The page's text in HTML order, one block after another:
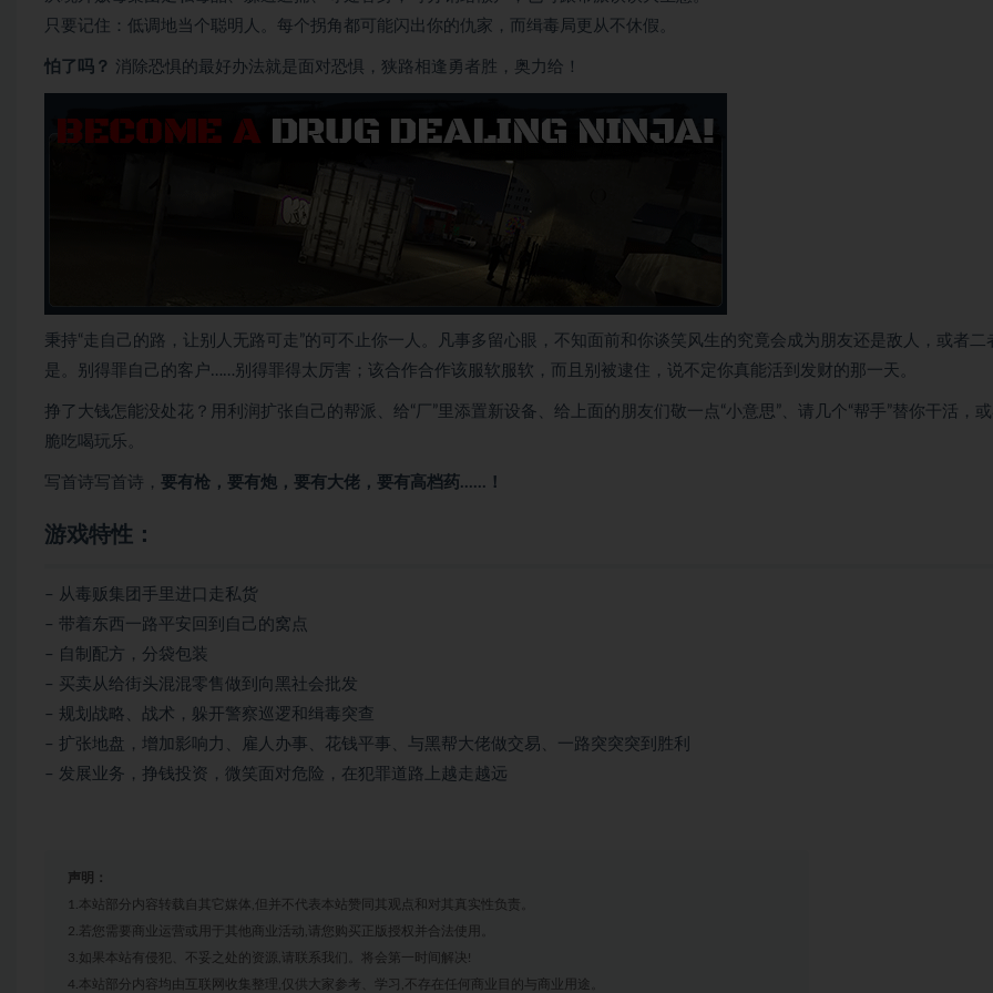
只要记住：低调地当个聪明人。每个拐角都可能闪出你的仇家，而缉毒局更从不休假。
怕了吗？ 消除恐惧的最好办法就是面对恐惧，狭路相逢勇者胜，奥力给！
秉持“走自己的路，让别人无路可走”的可不止你一人。凡事多留心眼，不知面前和你谈笑风生的究竟会成为朋友还是敌人，或者二
是。别得罪自己的客户……别得罪得太厉害；该合作合作该服软服软，而且别被逮住，说不定你真能活到发财的那一天。
挣了大钱怎能没处花？用利润扩张自己的帮派、给“厂”里添置新设备、给上面的朋友们敬一点“小意思”、请几个“帮手”替你干活，
脆吃喝玩乐。
写首诗写首诗， 要有枪，要有炮，要有大佬，要有高档药……！
游戏特性：
– 从毒贩集团手里进口走私货
– 带着东西一路平安回到自己的窝点
– 自制配方，分袋包装
– 买卖从给街头混混零售做到向黑社会批发
– 规划战略、战术，躲开警察巡逻和缉毒突查
– 扩张地盘，增加影响力、雇人办事、花钱平事、与黑帮大佬做交易、一路突突突到胜利
– 发展业务，挣钱投资，微笑面对危险，在犯罪道路上越走越远
声明：
1.本站部分内容转载自其它媒体,但并不代表本站赞同其观点和对其真实性负责。
2.若您需要商业运营或用于其他商业活动,请您购买正版授权并合法使用。
3.如果本站有侵犯、不妥之处的资源,请联系我们。将会第一时间解决!
4.本站部分内容均由互联网收集整理,仅供大家参考、学习,不存在任何商业目的与商业用途。